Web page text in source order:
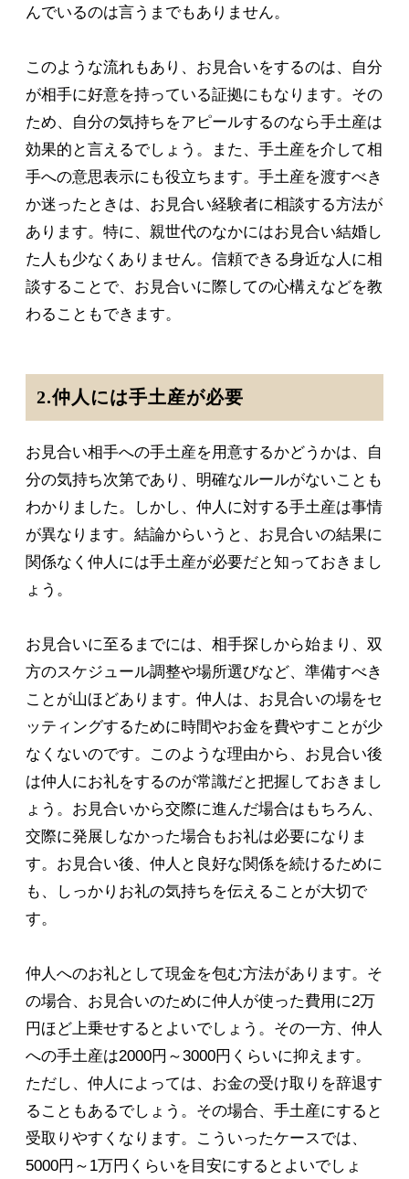
んでいるのは言うまでもありません。
このような流れもあり、お見合いをするのは、自分
が相手に好意を持っている証拠にもなります。その
ため、自分の気持ちをアピールするのなら手土産は
効果的と言えるでしょう。また、手土産を介して相
手への意思表示にも役立ちます。手土産を渡すべき
か迷ったときは、お見合い経験者に相談する方法が
あります。特に、親世代のなかにはお見合い結婚し
た人も少なくありません。信頼できる身近な人に相
談することで、お見合いに際しての心構えなどを教
わることもできます。
2.仲人には手土産が必要
お見合い相手への手土産を用意するかどうかは、自
分の気持ち次第であり、明確なルールがないことも
わかりました。しかし、仲人に対する手土産は事情
が異なります。結論からいうと、お見合いの結果に
関係なく仲人には手土産が必要だと知っておきまし
ょう。
お見合いに至るまでには、相手探しから始まり、双
方のスケジュール調整や場所選びなど、準備すべき
ことが山ほどあります。仲人は、お見合いの場をセ
ッティングするために時間やお金を費やすことが少
なくないのです。このような理由から、お見合い後
は仲人にお礼をするのが常識だと把握しておきまし
ょう。お見合いから交際に進んだ場合はもちろん、
交際に発展しなかった場合もお礼は必要になりま
す。お見合い後、仲人と良好な関係を続けるために
も、しっかりお礼の気持ちを伝えることが大切で
す。
仲人へのお礼として現金を包む方法があります。そ
の場合、お見合いのために仲人が使った費用に2万
円ほど上乗せするとよいでしょう。その一方、仲人
への手土産は2000円～3000円くらいに抑えます。
ただし、仲人によっては、お金の受け取りを辞退す
ることもあるでしょう。その場合、手土産にすると
受取りやすくなります。こういったケースでは、
5000円～1万円くらいを目安にするとよいでしょ